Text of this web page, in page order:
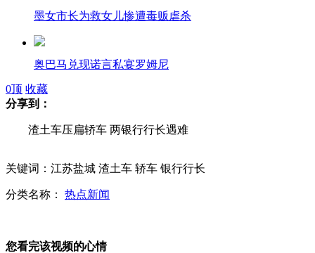
墨女市长为救女儿惨遭毒贩虐杀
奥巴马兑现诺言私宴罗姆尼
渣土车压扁轿车 两银行行长遇难
小学生扇老师耳光 老师称不怪孩子
0顶 收藏
分享到：
渣土车压扁轿车 两银行行长遇难
关键词：江苏盐城 渣土车 轿车 银行行长
分类名称： 热点新闻
您看完该视频的心情